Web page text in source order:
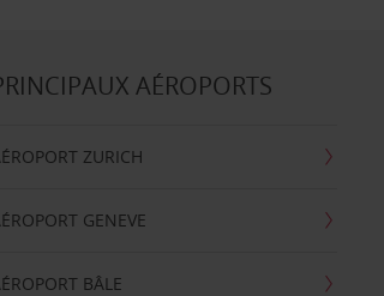
AÉROPORTS
ZURICH
GENEVE
BÂLE